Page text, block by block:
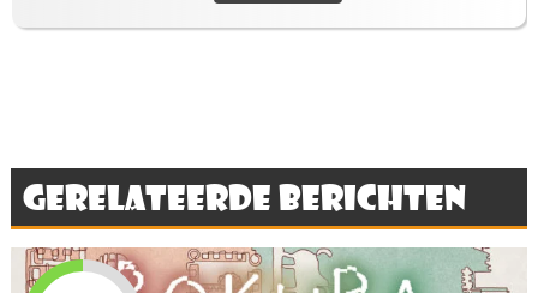
Gerelateerde berichten